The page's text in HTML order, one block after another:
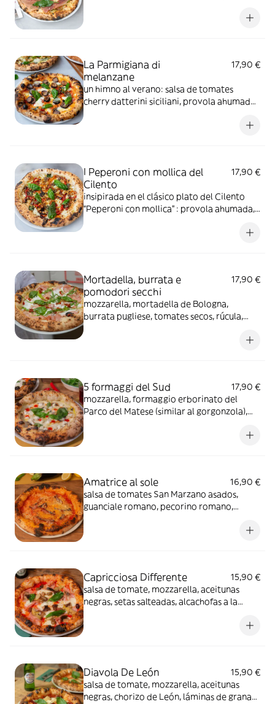
rodajas de tomate fresco de temporada,
La Parmigiana di
melanzane
17,90 €
un himno al verano: salsa de tomates
cherry datterini siciliani, provola ahumada,
I Peperoni con mollica del
Cilento
17,90 €
insipirada en el clásico plato del Cilento
“Peperoni con mollica” : provola ahumada,
ammaccata del Cilento” (Slow Food), miga
Mortadella, burrata e
pomodori secchi
17,90 €
mozzarella, mortadella de Bologna,
burrata pugliese, tomates secos, rúcula,
5 formaggi del Sud
17,90 €
mozzarella, formaggio erborinato del
Parco del Matese (similar al gorgonzola),
Amatrice al sole
16,90 €
salsa de tomates San Marzano asados,
guanciale romano, pecorino romano,
Capricciosa Differente
15,90 €
salsa de tomate, mozzarella, aceitunas
negras, setas salteadas, alcachofas a la
Diavola De León
15,90 €
salsa de tomate, mozzarella, aceitunas
negras, chorizo de León, láminas de grana